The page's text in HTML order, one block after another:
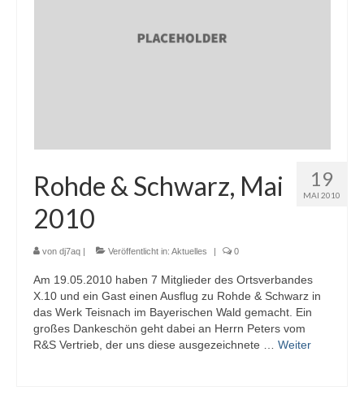
19
MAI 2010
Rohde & Schwarz, Mai
2010
von dj7aq | Veröffentlicht in: Aktuelles | 0
Am 19.05.2010 haben 7 Mitglieder des Ortsverbandes
X.10 und ein Gast einen Ausflug zu Rohde & Schwarz in
das Werk Teisnach im Bayerischen Wald gemacht. Ein
großes Dankeschön geht dabei an Herrn Peters vom
R&S Vertrieb, der uns diese ausgezeichnete … Weiter